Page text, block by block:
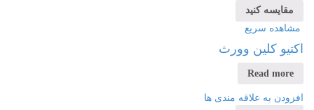
کنید
سریع
کلین وورث
Read
به علاقه مندی ها